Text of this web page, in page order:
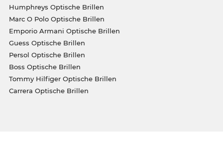
Humphreys Optische Brillen
Marc O Polo Optische Brillen
Emporio Armani Optische Brillen
Guess Optische Brillen
Persol Optische Brillen
Boss Optische Brillen
Tommy Hilfiger Optische Brillen
Carrera Optische Brillen